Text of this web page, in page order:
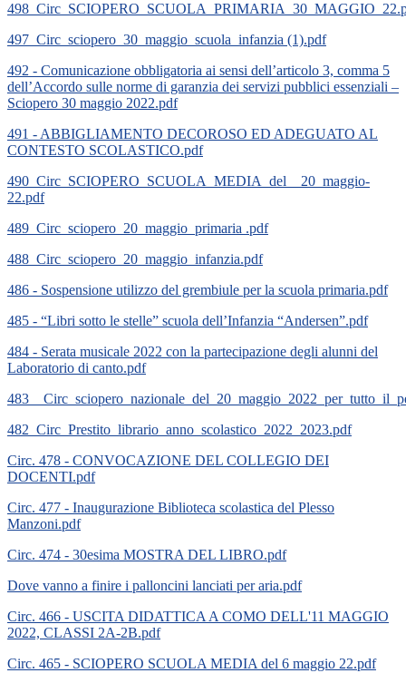
497_Circ_sciopero_30_maggio_scuola_infanzia (1).pdf
492 - Comunicazione obbligatoria ai sensi dell’articolo 3, comma 5
dell’Accordo sulle norme di garanzia dei servizi pubblici essenziali –
Sciopero 30 maggio 2022.pdf
491 - ABBIGLIAMENTO DECOROSO ED ADEGUATO AL
CONTESTO SCOLASTICO.pdf
490_Circ_SCIOPERO_SCUOLA_MEDIA_del__20_maggio-
22.pdf
489_Circ_sciopero_20_maggio_primaria .pdf
488_Circ_sciopero_20_maggio_infanzia.pdf
486 - Sospensione utilizzo del grembiule per la scuola primaria.pdf
485 - “Libri sotto le stelle” scuola dell’Infanzia “Andersen”.pdf
484 - Serata musicale 2022 con la partecipazione degli alunni del
Laboratorio di canto.pdf
482_Circ_Prestito_librario_anno_scolastico_2022_2023.pdf
Circ. 478 - CONVOCAZIONE DEL COLLEGIO DEI
DOCENTI.pdf
Circ. 477 - Inaugurazione Biblioteca scolastica del Plesso
Manzoni.pdf
Circ. 474 - 30esima MOSTRA DEL LIBRO.pdf
Dove vanno a finire i palloncini lanciati per aria.pdf
Circ. 466 - USCITA DIDATTICA A COMO DELL'11 MAGGIO
2022, CLASSI 2A-2B.pdf
Circ. 465 - SCIOPERO SCUOLA MEDIA del 6 maggio 22.pdf